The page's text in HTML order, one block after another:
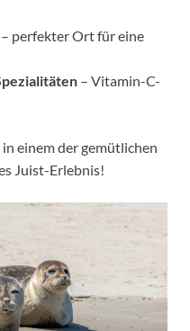
– perfekter Ort für eine
– Vitamin-C-
einem der gemütlichen
Juist-Erlebnis!